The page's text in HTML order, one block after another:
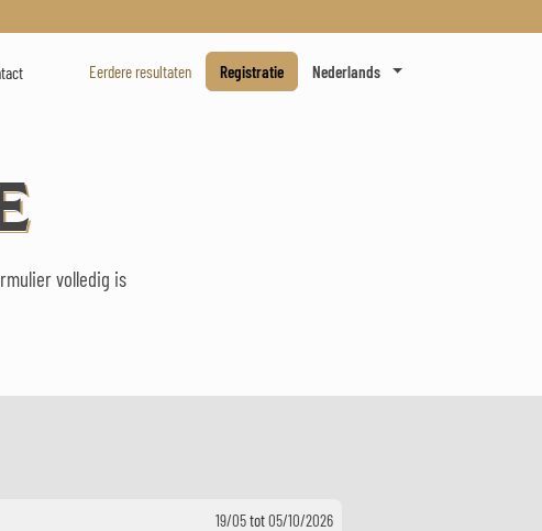
Eerdere resultaten Registratie Nederlands
volledig is
19/05tot05/10/2026